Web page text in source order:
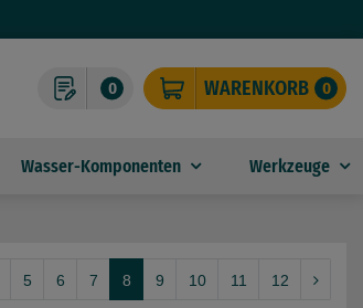
0 WARENKORB 0
Wasser-Komponenten Werkzeuge
5 6 7 8 9 10 11 12